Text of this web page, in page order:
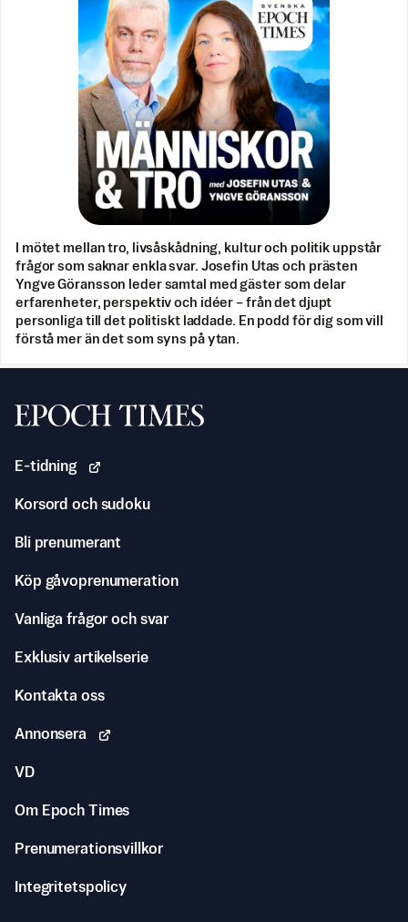
I mötet mellan tro, livsåskådning, kultur och politik uppstår
frågor som saknar enkla svar. Josefin Utas och prästen
Yngve Göransson leder samtal med gäster som delar
erfarenheter, perspektiv och idéer – från det djupt
personliga till det politiskt laddade. En podd för dig som vill
förstå mer än det som syns på ytan.
Svenska Epoch Times
E-tidning
Korsord och sudoku
Bli prenumerant
Köp gåvoprenumeration
Vanliga frågor och svar
Exklusiv artikelserie
Kontakta oss
Annonsera
VD
Om Epoch Times
Prenumerationsvillkor
Integritetspolicy